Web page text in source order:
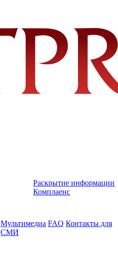
Раскрытие информации
Комплаенс
Мультимедиа FAQ Контакты для
СМИ